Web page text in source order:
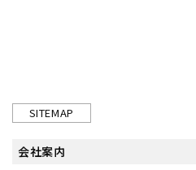
SITEMAP
会社案内